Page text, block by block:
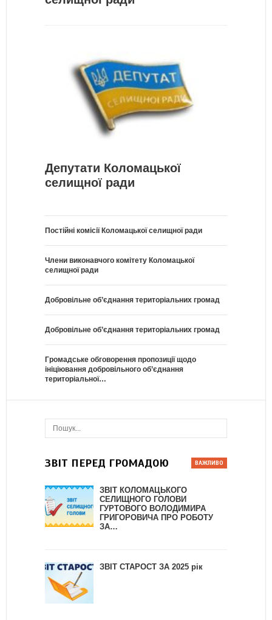
Депутати Коломацької
селищної ради
Постійні комісії Коломацької селищної ради
Члени виконавчого комітету Коломацької
селищної ради
Добровільне об’єднання територіальних громад
Добровільне об’єднання територіальних громад
Громадське обговорення пропозиції щодо
ініціювання добровільного об’єднання
територіальної…
ЗВІТ ПЕРЕД ГРОМАДОЮ
ЗВІТ КОЛОМАЦЬКОГО
СЕЛИЩНОГО ГОЛОВИ
ГУРТОВОГО ВОЛОДИМИРА
ГРИГОРОВИЧА ПРО РОБОТУ
ЗА…
ЗВІТ СТАРОСТ ЗА 2025 рік